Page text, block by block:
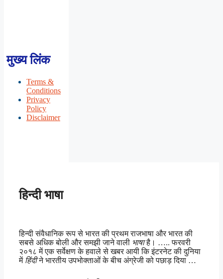
मुख्य लिंक
Terms &
Conditions
Privacy
Policy
Disclaimer
हिन्दी भाषा
हिन्दी संवैधानिक रूप से भारत की प्रथम राजभाषा और भारत की
सबसे अधिक बोली और समझी जाने वाली भाषाहै। ….. फरवरी
२०१८ में एक सर्वेक्षण के हवाले से खबर आयी कि इंटरनेट की दुनिया
में हिंदीने भारतीय उपभोक्ताओं के बीच अंग्रेजी को पछाड़ दिया …